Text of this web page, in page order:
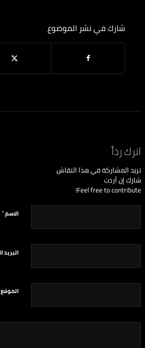
شارك في نشر الموضوع
اترك رداً
تريد المشاركة في هذا النقاش
شارك إن أردت
Feel free to contribute!
الاسم*
البريد
الموقع